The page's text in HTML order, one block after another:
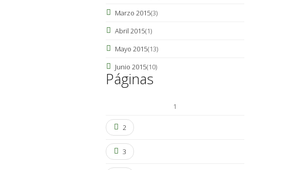
Marzo 2015(3)
Abril 2015(1)
Mayo 2015(13)
Junio 2015(10)
Páginas
1
2
3